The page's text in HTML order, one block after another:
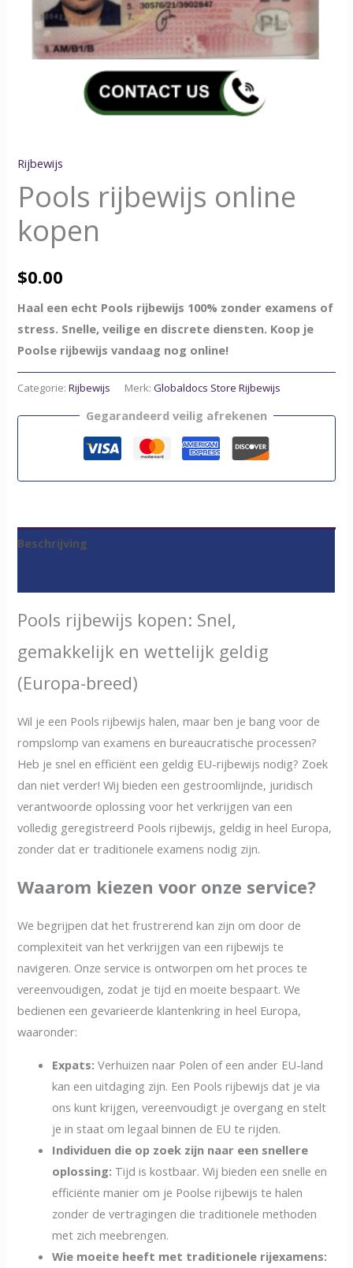
Rijbewijs
Pools rijbewijs online
kopen
$0.00
Haal een echt Pools rijbewijs 100% zonder examens of
stress. Snelle, veilige en discrete diensten. Koop je
Poolse rijbewijs vandaag nog online!
Categorie:Rijbewijs Merk:Globaldocs Store Rijbewijs
Gegarandeerd veilig afrekenen
Beschrijving
Pools rijbewijs kopen: Snel,
gemakkelijk en wettelijk geldig
(Europa-breed)
Wil je een Pools rijbewijs halen, maar ben je bang voor de
rompslomp van examens en bureaucratische processen?
Heb je snel en efficiënt een geldig EU-rijbewijs nodig? Zoek
dan niet verder! Wij bieden een gestroomlijnde, juridisch
verantwoorde oplossing voor het verkrijgen van een
volledig geregistreerd Pools rijbewijs, geldig in heel Europa,
zonder dat er traditionele examens nodig zijn.
Waarom kiezen voor onze service?
We begrijpen dat het frustrerend kan zijn om door de
complexiteit van het verkrijgen van een rijbewijs te
navigeren. Onze service is ontworpen om het proces te
vereenvoudigen, zodat je tijd en moeite bespaart. We
bedienen een gevarieerde klantenkring in heel Europa,
waaronder:
Expats: Verhuizen naar Polen of een ander EU-land
kan een uitdaging zijn. Een Pools rijbewijs dat je via
ons kunt krijgen, vereenvoudigt je overgang en stelt
je in staat om legaal binnen de EU te rijden.
Individuen die op zoek zijn naar een snellere
oplossing: Tijd is kostbaar. Wij bieden een snelle en
efficiënte manier om je Poolse rijbewijs te halen
zonder de vertragingen die traditionele methoden
met zich meebrengen.
Wie moeite heeft met traditionele rijexamens: